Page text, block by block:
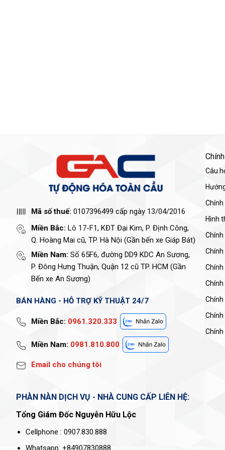
Mã số thuế: 0107396499 cấp ngày 13/04/2016
Miền Bắc: Lô 17-F1, KĐT Đại Kim, P. Định Công,
Q. Hoàng Mai cũ, TP. Hà Nội (Gần bến xe Giáp Bát)
Miền Nam: Số 65F6, đường DD9 KDC An Sương,
P. Đông Hưng Thuận, Quận 12 cũ TP. HCM (Gần
Bến xe An Sương)
BÁN HÀNG - HỖ TRỢ KỸ THUẬT 24/7
Miền Bắc: 0961.320.333
Miền Nam: 0981.810.800
Email cho chúng tôi
PHÀN NÀN DỊCH VỤ - NHÀ CUNG CẤP LIÊN HỆ:
Tổng Giám Đốc Nguyễn Hữu Lộc
Cellphone : 0907.830.888
Whatsapp: +84907830888
Câu
Hình
Chính
Chính